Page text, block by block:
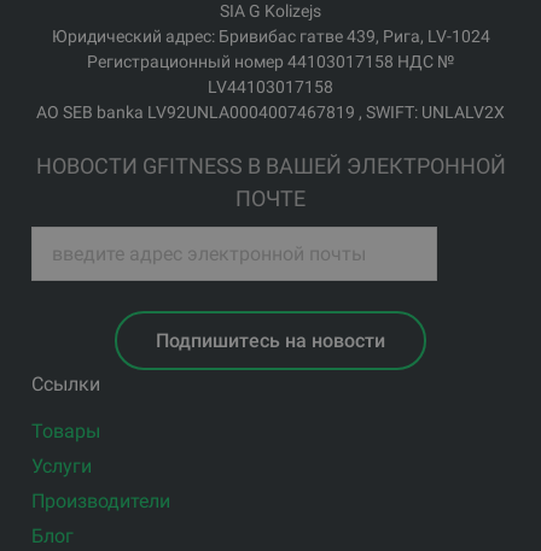
SIA G Kolizejs
Юридический адрес: Бривибас гатве 439, Рига, LV-1024
Регистрационный номер 44103017158 НДС №
LV44103017158
АО SEB banka LV92UNLA0004007467819 , SWIFT: UNLALV2X
НОВОСТИ GFITNESS В ВАШЕЙ ЭЛЕКТРОННОЙ
ПОЧТЕ
Подпишитесь на новости
Ссылки
Товары
Услуги
Производители
Блог